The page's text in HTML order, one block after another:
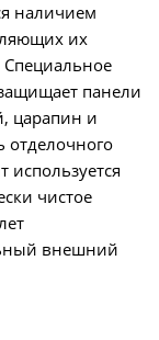
наличием
их
Специальное
панели
царапин и
отделочного
используется
чистое
внешний